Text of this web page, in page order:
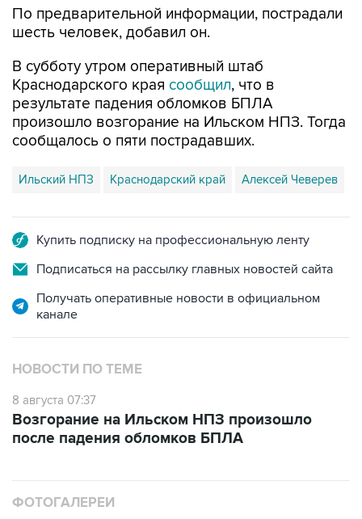
По предварительной информации, пострадали
шесть человек, добавил он.
В субботу утром оперативный штаб
Краснодарского края сообщил, что в
результате падения обломков БПЛА
произошло возгорание на Ильском НПЗ. Тогда
сообщалось о пяти пострадавших.
Ильский НПЗ Краснодарский край Алексей Чеверев
Купить подписку на профессиональную ленту
Подписаться на рассылку главных новостей сайта
Получать оперативные новости в официальном
канале
НОВОСТИ ПО ТЕМЕ
8 августа 07:37
Возгорание на Ильском НПЗ произошло
после падения обломков БПЛА
ФОТОГАЛЕРЕИ